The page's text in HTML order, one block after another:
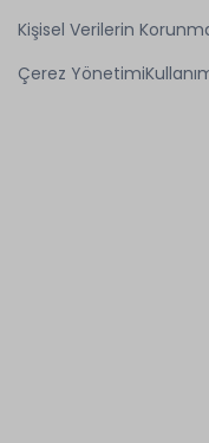
Kişisel Verilerin
Çerez Yönetimi